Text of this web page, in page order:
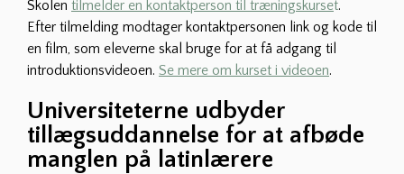
Skolen tilmelder en kontaktperson til træningskurset.
Efter tilmelding modtager kontaktpersonen link og kode til
en film, som eleverne skal bruge for at få adgang til
introduktionsvideoen. Se mere om kurset i videoen.
Universiteterne udbyder
tillægsuddannelse for at afbøde
manglen på latinlærere